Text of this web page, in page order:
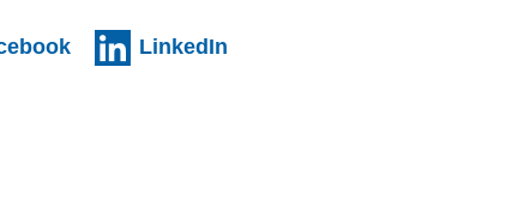
(external websiteCY)
LinkedIn